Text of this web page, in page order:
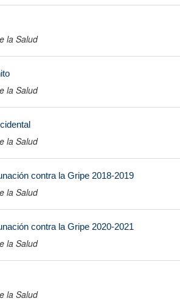
la Salud
la Salud
la Salud
contra la Gripe 2018-2019
la Salud
contra la Gripe 2020-2021
la Salud
la Salud